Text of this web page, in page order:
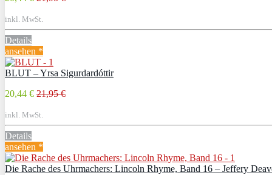
inkl. MwSt.
Details
ansehen *
BLUT – Yrsa Sigurdardóttir
20,44 € 21,95 €
inkl. MwSt.
Details
ansehen *
Die Rache des Uhrmachers: Lincoln Rhyme, Band 16 – Jeffery